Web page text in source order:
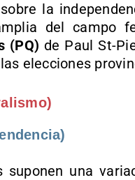
la
del campo
(PQ) de Paul St-
elecciones
suponen una